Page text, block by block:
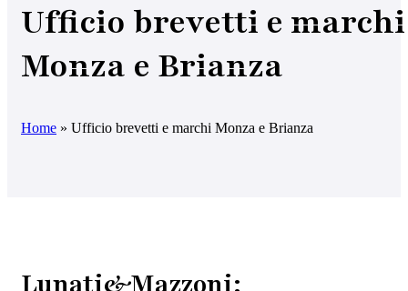
Ufficio brevetti e marchi
Monza e Brianza
Home » Ufficio brevetti e marchi Monza e Brianza